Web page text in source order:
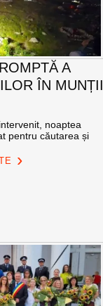
A
ÎN MUNȚII
noaptea
pentru căutarea și